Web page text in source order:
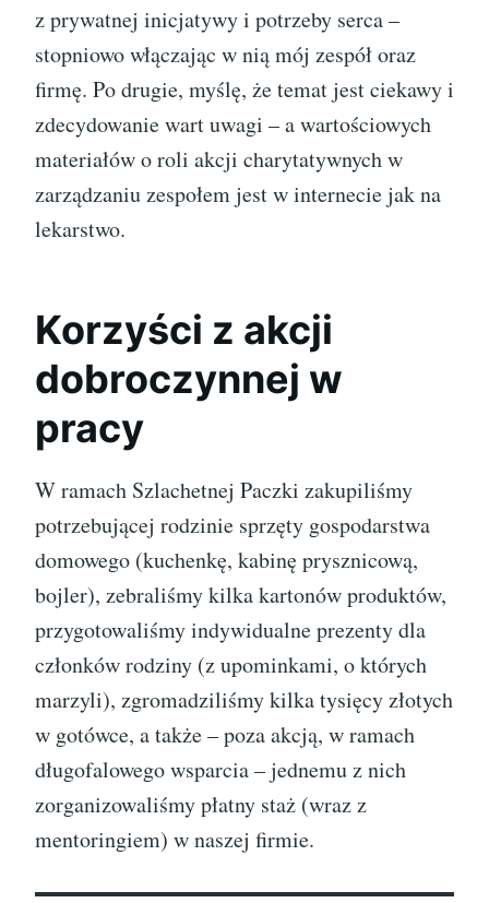
z prywatnej inicjatywy i potrzeby serca –
stopniowo włączając w nią mój zespół oraz
firmę. Po drugie, myślę, że temat jest ciekawy i
zdecydowanie wart uwagi – a wartościowych
materiałów o roli akcji charytatywnych w
zarządzaniu zespołem jest w internecie jak na
lekarstwo.
Korzyści z akcji
dobroczynnej w
pracy
W ramach Szlachetnej Paczki zakupiliśmy
potrzebującej rodzinie sprzęty gospodarstwa
domowego (kuchenkę, kabinę prysznicową,
bojler), zebraliśmy kilka kartonów produktów,
przygotowaliśmy indywidualne prezenty dla
członków rodziny (z upominkami, o których
marzyli), zgromadziliśmy kilka tysięcy złotych
w gotówce, a także – poza akcją, w ramach
długofalowego wsparcia – jednemu z nich
zorganizowaliśmy płatny staż (wraz z
mentoringiem) w naszej firmie.